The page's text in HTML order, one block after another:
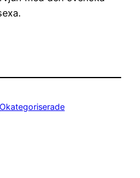
Okategoriserade